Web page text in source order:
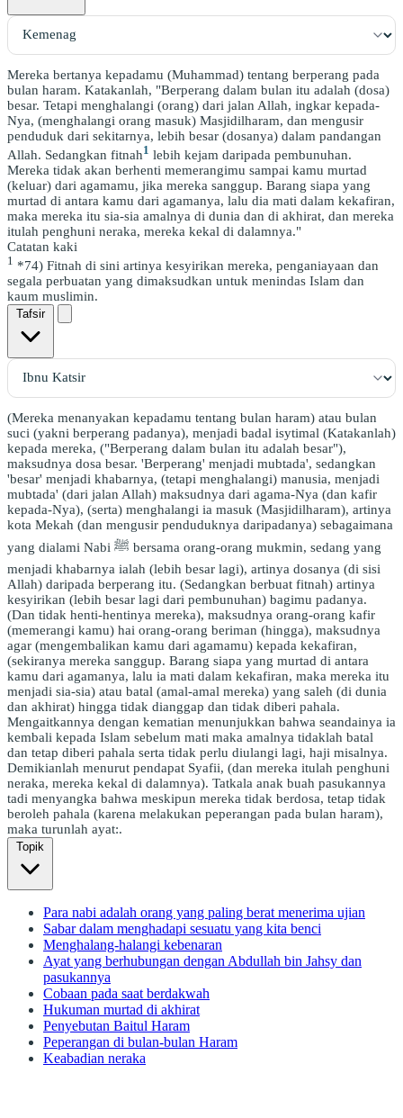
Mereka bertanya kepadamu (Muhammad) tentang berperang pada
bulan haram. Katakanlah, "Berperang dalam bulan itu adalah (dosa)
besar. Tetapi menghalangi (orang) dari jalan Allah, ingkar kepada-
Nya, (menghalangi orang masuk) Masjidilharam, dan mengusir
penduduk dari sekitarnya, lebih besar (dosanya) dalam pandangan
Allah. Sedangkan fitnah1 lebih kejam daripada pembunuhan.
Mereka tidak akan berhenti memerangimu sampai kamu murtad
(keluar) dari agamamu, jika mereka sanggup. Barang siapa yang
murtad di antara kamu dari agamanya, lalu dia mati dalam kekafiran,
maka mereka itu sia-sia amalnya di dunia dan di akhirat, dan mereka
itulah penghuni neraka, mereka kekal di dalamnya."
Catatan kaki
1 *74) Fitnah di sini artinya kesyirikan mereka, penganiayaan dan
segala perbuatan yang dimaksudkan untuk menindas Islam dan
kaum muslimin.
Tafsir
(Mereka menanyakan kepadamu tentang bulan haram) atau bulan
suci (yakni berperang padanya), menjadi badal isytimal (Katakanlah)
kepada mereka, ("Berperang dalam bulan itu adalah besar"),
maksudnya dosa besar. 'Berperang' menjadi mubtada', sedangkan
'besar' menjadi khabarnya, (tetapi menghalangi) manusia, menjadi
mubtada' (dari jalan Allah) maksudnya dari agama-Nya (dan kafir
kepada-Nya), (serta) menghalangi ia masuk (Masjidilharam), artinya
kota Mekah (dan mengusir penduduknya daripadanya) sebagaimana
yang dialami Nabi ﷺ bersama orang-orang mukmin, sedang yang
menjadi khabarnya ialah (lebih besar lagi), artinya dosanya (di sisi
Allah) daripada berperang itu. (Sedangkan berbuat fitnah) artinya
kesyirikan (lebih besar lagi dari pembunuhan) bagimu padanya.
(Dan tidak henti-hentinya mereka), maksudnya orang-orang kafir
(memerangi kamu) hai orang-orang beriman (hingga), maksudnya
agar (mengembalikan kamu dari agamamu) kepada kekafiran,
(sekiranya mereka sanggup. Barang siapa yang murtad di antara
kamu dari agamanya, lalu ia mati dalam kekafiran, maka mereka itu
menjadi sia-sia) atau batal (amal-amal mereka) yang saleh (di dunia
dan akhirat) hingga tidak dianggap dan tidak diberi pahala.
Mengaitkannya dengan kematian menunjukkan bahwa seandainya ia
kembali kepada Islam sebelum mati maka amalnya tidaklah batal
dan tetap diberi pahala serta tidak perlu diulangi lagi, haji misalnya.
Demikianlah menurut pendapat Syafii, (dan mereka itulah penghuni
neraka, mereka kekal di dalamnya). Tatkala anak buah pasukannya
tadi menyangka bahwa meskipun mereka tidak berdosa, tetap tidak
beroleh pahala (karena melakukan peperangan pada bulan haram),
maka turunlah ayat:.
Topik
Para nabi adalah orang yang paling berat menerima ujian
Sabar dalam menghadapi sesuatu yang kita benci
Menghalang-halangi kebenaran
Ayat yang berhubungan dengan Abdullah bin Jahsy dan
pasukannya
Cobaan pada saat berdakwah
Hukuman murtad di akhirat
Penyebutan Baitul Haram
Peperangan di bulan-bulan Haram
Keabadian neraka